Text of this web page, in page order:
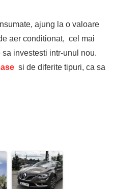
ajung la o valoare
aer conditionat, cel mai
investesti intr-unul nou.
si de diferite tipuri, ca sa